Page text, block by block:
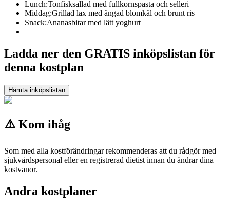
Lunch:Tonfisksallad med fullkornspasta och selleri
Middag:Grillad lax med ångad blomkål och brunt ris
Snack:Ananasbitar med lätt yoghurt
Ladda ner den GRATIS inköpslistan för
denna kostplan
Hämta inköpslistan
⚠️ Kom ihåg
Som med alla kostförändringar rekommenderas att du rådgör med
sjukvårdspersonal eller en registrerad dietist innan du ändrar dina
kostvanor.
Andra kostplaner